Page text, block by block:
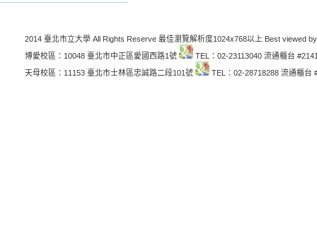
2014 臺北市立大學 All Rights Reserve 最佳瀏覽解析度1024x768以上 Best viewed
博愛校區：10048 臺北市中正區愛國西路1號
TEL：02-23113040 流通櫃台
天母校區：11153 臺北市士林區忠誠路二段101號
TEL：02-28718288 流通櫃台